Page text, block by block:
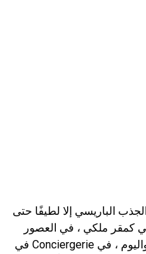
الباريسي إلا لطيفًا حتى
كمقر ملكي ، في العصور
الوسطى كانت تتمتع بسمعة سيئة. واليوم ، في Conciergerie في